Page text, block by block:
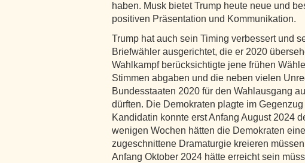
haben. Musk bietet Trump heute neue und
positiven Präsentation und Kommunikation.
Trump hat auch sein Timing verbessert und
Briefwähler ausgerichtet, die er 2020
Wahlkampf berücksichtigte jene frühen
Stimmen abgaben und die neben vielen
Bundesstaaten 2020 für den Wahlausgang
dürften. Die Demokraten plagte im
Kandidatin konnte erst Anfang August 2024
wenigen Wochen hätten die Demokraten
zugeschnittene Dramaturgie kreieren
Anfang Oktober 2024 hätte erreicht sein